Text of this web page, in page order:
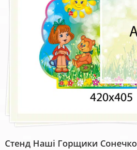
Стенд Наші Горщики Сонечко